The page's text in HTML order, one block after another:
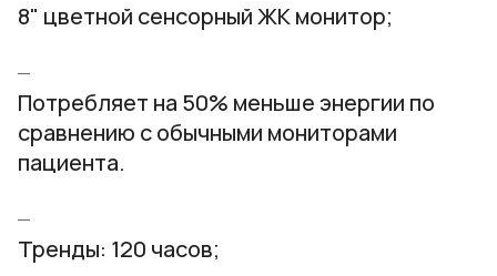
8" цветной сенсорный ЖК монитор;
Потребляет на 50% меньше энергии по
сравнению с обычными мониторами
пациента.
Тренды: 120 часов;